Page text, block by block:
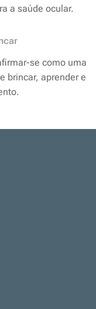
a saúde ocular.
se como uma
brincar, aprender e